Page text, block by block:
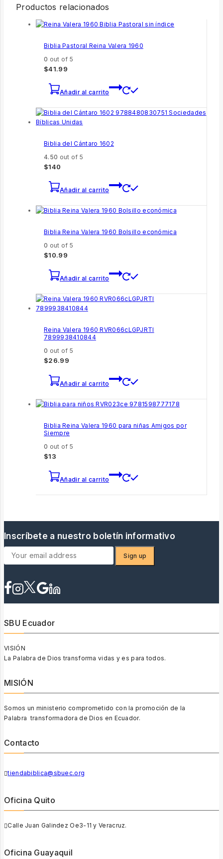
Productos relacionados
Biblia Pastoral Reina Valera 1960
0 out of 5
$41.99
Añadir al carrito
Biblia del Cántaro 1602
4.50 out of 5
$140
Añadir al carrito
Biblia Reina Valera 1960 Bolsillo económica
0 out of 5
$10.99
Añadir al carrito
Reina Valera 1960 RVR066cLGPJRTI
7899938410844
0 out of 5
$26.99
Añadir al carrito
Biblia Reina Valera 1960 para niñas Amigos por
Siempre
0 out of 5
$13
Añadir al carrito
Inscríbete a nuestro boletín informativo
SBU Ecuador
VISIÓN
La Palabra de Dios transforma vidas y es para todos.
MISIÓN
Somos un ministerio comprometido con la promoción de la
Palabra transformadora de Dios en Ecuador.
Contacto
tiendabiblica@sbuec.org
Oficina Quito
Calle Juan Galindez Oe3-11 y Veracruz.
Oficina Guayaquil